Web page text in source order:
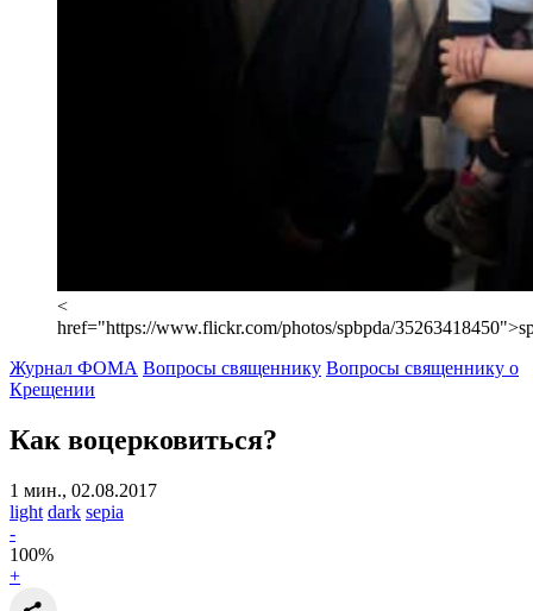
<
href="https://www.flickr.com/photos/spbpda/
Журнал ФОМА Вопросы священнику Вопросы священнику о
Крещении
Как воцерковиться?
1 мин., 02.08.2017
light dark sepia
-
100%
+